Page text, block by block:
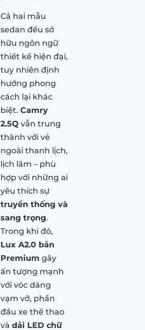
Cả hai mẫu
sedan đều sở
hữu ngôn ngữ
thiết kế hiện đại,
tuy nhiên định
hướng phong
cách lại khác
biệt. Camry
2.5Q vẫn trung
thành với vẻ
ngoài thanh lịch,
lịch lãm – phù
hợp với những ai
yêu thích sự
truyền thống và
sang trọng.
Trong khi đó,
Lux A2.0 bản
Premium gây
ấn tượng mạnh
với vóc dáng
vạm vỡ, phần
đầu xe thể thao
và dải LED chữ